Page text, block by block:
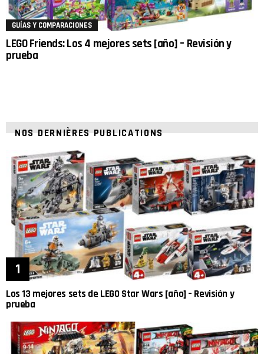
GUÍAS Y COMPARACIONES
LEGO Friends: Los 4 mejores sets [año] – Revisión y
prueba
NOS DERNIÈRES PUBLICATIONS
Los 13 mejores sets de LEGO Star Wars [año] – Revisión y
prueba